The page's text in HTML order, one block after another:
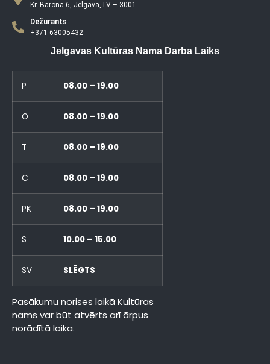
Kr. Barona 6, Jelgava, LV – 3001
Dežurants
+371 63005432
Jelgavas Kultūras Nama Darba Laiks
P 08.00 – 19.00
O 08.00 – 19.00
T 08.00 – 19.00
C 08.00 – 19.00
PK 08.00 – 19.00
S 10.00 – 15.00
SV SLĒGTS
Pasākumu norises laikā Kultūras
nams var būt atvērts arī ārpus
norādītā laika.